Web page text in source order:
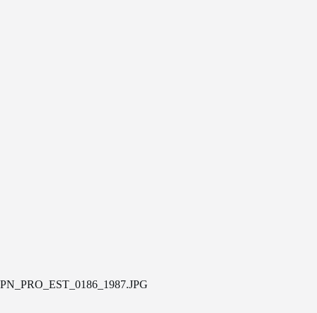
PN_PRO_EST_0186_1987.JPG